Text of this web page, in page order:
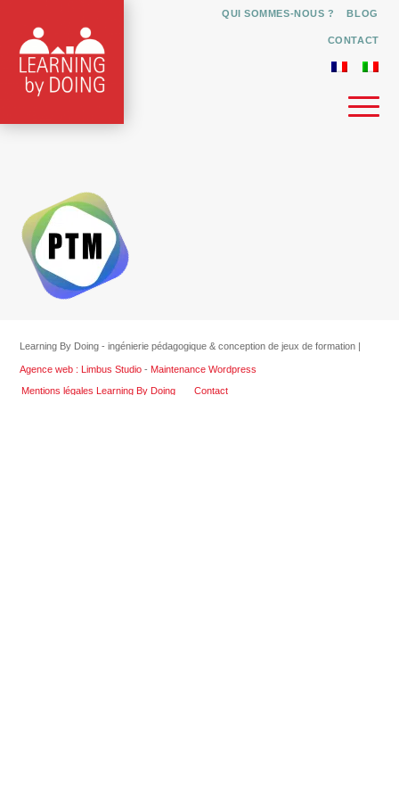
QUI SOMMES-NOUS ? BLOG
CONTACT
Learning By Doing - ingénierie pédagogique & conception de jeux de formation |
Agence web : Limbus Studio - Maintenance Wordpress
Mentions légales Learning By Doing
Contact